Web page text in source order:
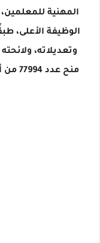
المهنية
وتعديلاته، ولائحته
منح